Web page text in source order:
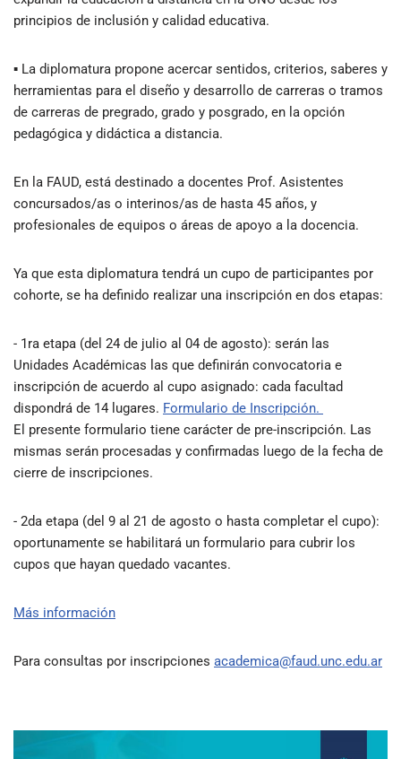
principios de inclusión y calidad educativa.
▪️ La diplomatura propone acercar sentidos, criterios, saberes y
herramientas para el diseño y desarrollo de carreras o tramos
de carreras de pregrado, grado y posgrado, en la opción
pedagógica y didáctica a distancia.
En la FAUD, está destinado a docentes Prof. Asistentes
concursados/as o interinos/as de hasta 45 años, y
profesionales de equipos o áreas de apoyo a la docencia.
Ya que esta diplomatura tendrá un cupo de participantes por
cohorte, se ha definido realizar una inscripción en dos etapas:
- 1ra etapa (del 24 de julio al 04 de agosto): serán las
Unidades Académicas las que definirán convocatoria e
inscripción de acuerdo al cupo asignado: cada facultad
dispondrá de 14 lugares. Formulario de Inscripción.
El presente formulario tiene carácter de pre-inscripción. Las
mismas serán procesadas y confirmadas luego de la fecha de
cierre de inscripciones.
- 2da etapa (del 9 al 21 de agosto o hasta completar el cupo):
oportunamente se habilitará un formulario para cubrir los
cupos que hayan quedado vacantes.
Más información
Para consultas por inscripciones academica@faud.unc.edu.ar